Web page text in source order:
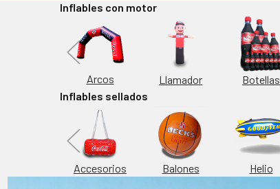
Inflables con motor
Arcos Llamador Botellas
Inflables sellados
Accesorios Balones Helio